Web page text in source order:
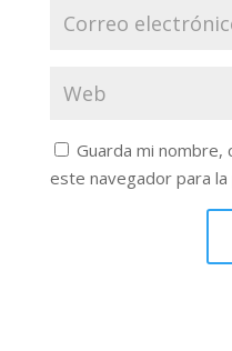
Guarda mi
este navegador para